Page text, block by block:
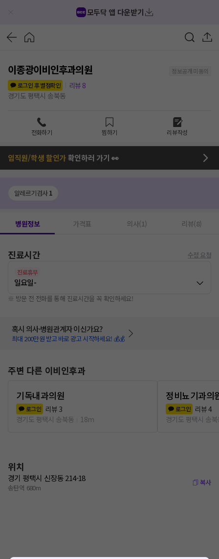
모두닥 앱 다운받기
이종광이비인후과의원
정보공개 미동의
로그인 후 별점확인
리뷰 8
경기도 평택시 송북동
전화하기 찜하기 리뷰작성
임직원/학생 할인가확인하러 가기 👀
알레르기검사1
병원정보 가격표 의사(1) 리뷰(8)
진료시간 수정 요청
진료휴무
일요일-
※ 방문 전 전화를 통해 진료시간을 꼭 확인하세요!
혹시 의사·병원관계자 이신가요?
최대 200만원 받고 바로 광고 시작하세요! 💰💰
주변 다른 이비인후과
기독내과의원
로그인 리뷰 3
경기도 평택시 송북동
18m
정비뇨기과의
로그인 리뷰4
경기도 평택시 송
위치
경기 평택시 신장동 214-18
송탄역 680m
복사